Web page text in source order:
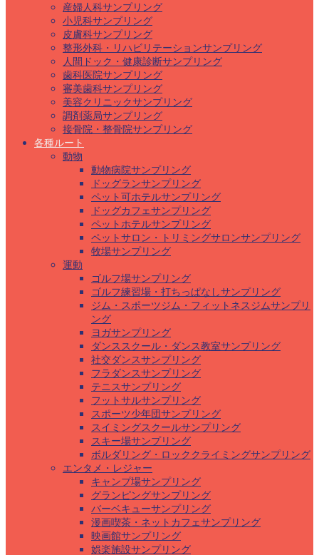
産婦人科サンプリング
小児科サンプリング
皮膚科サンプリング
整形外科・リハビリテーションサンプリング
人間ドック・健康診断サンプリング
歯科医院サンプリング
審美歯科サンプリング
美容クリニックサンプリング
調剤薬局サンプリング
接骨院・整骨院サンプリング
各種ルート
動物
動物病院サンプリング
ドッグランサンプリング
ペット可ホテルサンプリング
ドッグカフェサンプリング
ペットホテルサンプリング
ペットサロン・トリミングサロンサンプリング
牧場サンプリング
運動
ゴルフ場サンプリング
ゴルフ練習場・打ちっぱなしサンプリング
ジム・スポーツジム・フィットネスジムサンプリ
ング
ヨガサンプリング
ダンススクール・ダンス教室サンプリング
社交ダンスサンプリング
フラダンスサンプリング
テニスサンプリング
フットサルサンプリング
スポーツ少年団サンプリング
スイミングスクールサンプリング
スキー場サンプリング
ボルダリング・ロッククライミングサンプリング
エンタメ・レジャー
キャンプ場サンプリング
グランピングサンプリング
バーベキューサンプリング
漫画喫茶・ネットカフェサンプリング
映画館サンプリング
娯楽施設サンプリング